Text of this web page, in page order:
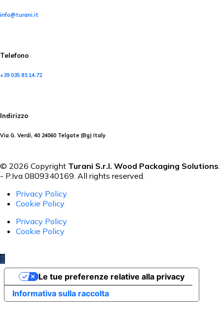
info@turani.it
Telefono
+39 035 83.14.72
Indirizzo
Via G. Verdi, 40 24060 Telgate (Bg) Italy
© 2026 Copyright Turani S.r.l. Wood Packaging Solutions.
- P.Iva 0809340169. All rights reserved.
Privacy Policy
Cookie Policy
Privacy Policy
Cookie Policy
Informativa sulla raccolta
Le tue preferenze relative alla privacy